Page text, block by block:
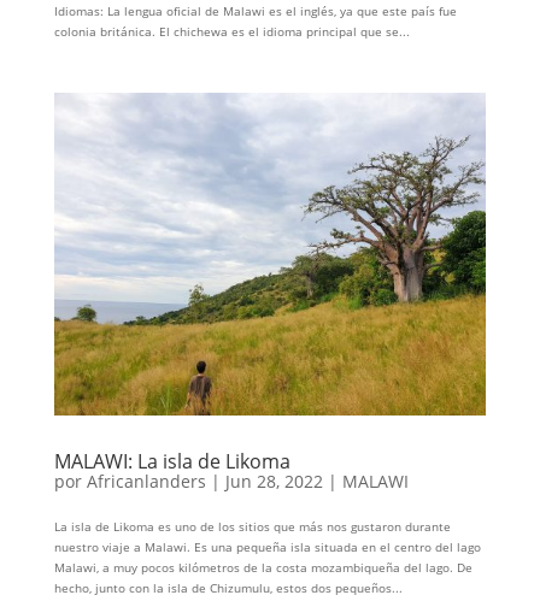
Idiomas: La lengua oficial de Malawi es el inglés, ya que este país fue
colonia británica. El chichewa es el idioma principal que se...
MALAWI: La isla de Likoma
por Africanlanders | Jun 28, 2022| MALAWI
La isla de Likoma es uno de los sitios que más nos gustaron durante
nuestro viaje a Malawi. Es una pequeña isla situada en el centro del lago
Malawi, a muy pocos kilómetros de la costa mozambiqueña del lago. De
hecho, junto con la isla de Chizumulu, estos dos pequeños...